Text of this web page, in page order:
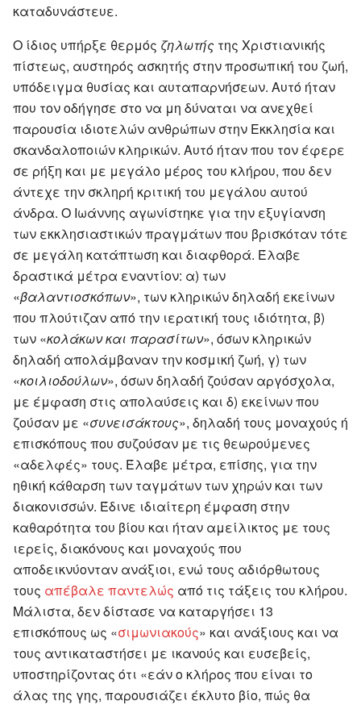
καταδυνάστευε.
Ο ίδιος υπήρξε θερμός ζηλωτής της Χριστιανικής
πίστεως, αυστηρός ασκητής στην προσωπική του ζωή,
υπόδειγμα θυσίας και αυταπαρνήσεων. Αυτό ήταν
που τον οδήγησε στο να μη δύναται να ανεχθεί
παρουσία ιδιοτελών ανθρώπων στην Εκκλησία και
σκανδαλοποιών κληρικών. Αυτό ήταν που τον έφερε
σε ρήξη και με μεγάλο μέρος του κλήρου, που δεν
άντεχε την σκληρή κριτική του μεγάλου αυτού
άνδρα. Ο Ιωάννης αγωνίστηκε για την εξυγίανση
των εκκλησιαστικών πραγμάτων που βρισκόταν τότε
σε μεγάλη κατάπτωση και διαφθορά. Έλαβε
δραστικά μέτρα εναντίον: α) των
«βαλαντιοσκόπων», των κληρικών δηλαδή εκείνων
που πλούτιζαν από την ιερατική τους ιδιότητα, β)
των «κολάκων και παρασίτων», όσων κληρικών
δηλαδή απολάμβαναν την κοσμική ζωή, γ) των
«κοιλιοδούλων», όσων δηλαδή ζούσαν αργόσχολα,
με έμφαση στις απολαύσεις και δ) εκείνων που
ζούσαν με «συνεισάκτους», δηλαδή τους μοναχούς ή
επισκόπους που συζούσαν με τις θεωρούμενες
«αδελφές» τους. Έλαβε μέτρα, επίσης, για την
ηθική κάθαρση των ταγμάτων των χηρών και των
διακονισσών. Έδινε ιδιαίτερη έμφαση στην
καθαρότητα του βίου και ήταν αμείλικτος με τους
ιερείς, διακόνους και μοναχούς που
αποδεικνύονταν ανάξιοι, ενώ τους αδιόρθωτους
τους απέβαλε παντελώς από τις τάξεις του κλήρου.
Μάλιστα, δεν δίστασε να καταργήσει 13
επισκόπους ως «σιμωνιακούς» και ανάξιους και να
τους αντικαταστήσει με ικανούς και ευσεβείς,
υποστηρίζοντας ότι «εάν ο κλήρος που είναι το
άλας της γης, παρουσιάζει έκλυτο βίο, πώς θα